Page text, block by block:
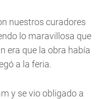
nuestros curadores
lo maravillosa que
era que la obra había
a la feria.
y se vio obligado a